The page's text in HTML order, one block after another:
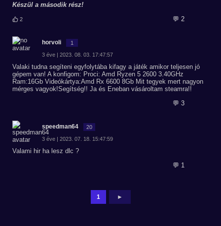
Készül a második rész!
2 💬 2
horvoli 1
3 éve | 2023. 08. 03. 17:47:57
Valaki tudna segíteni egyfolytába kifagy a játék amikor teljesen jó
gépem van! A konfigom: Proci: Amd Ryzen 5 2600 3.40GHz
Ram:16Gb Videókártya:Amd Rx 6600 8Gb Mit tegyek mert nagyon
mérges vagyok!Segítség!! Ja és Eneban vásároltam steamra!!
💬 3
speedman64 20
3 éve | 2023. 07. 18. 15:47:59
Valami hir ha lesz dlc ?
💬 1
1 ►